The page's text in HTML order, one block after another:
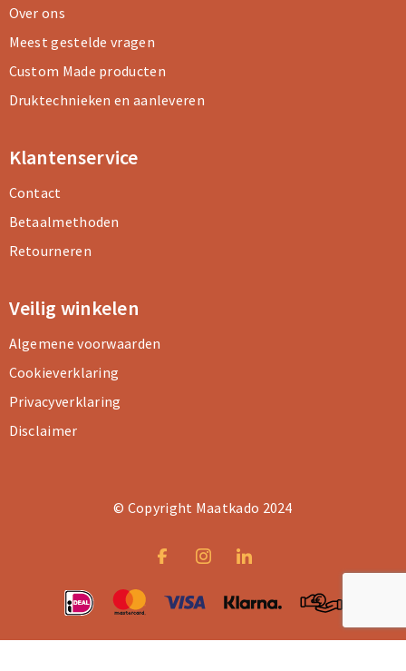
Over ons
Meest gestelde vragen
Custom Made producten
Druktechnieken en aanleveren
Klantenservice
Contact
Betaalmethoden
Retourneren
Veilig winkelen
Algemene voorwaarden
Cookieverklaring
Privacyverklaring
Disclaimer
© Copyright Maatkado 2024